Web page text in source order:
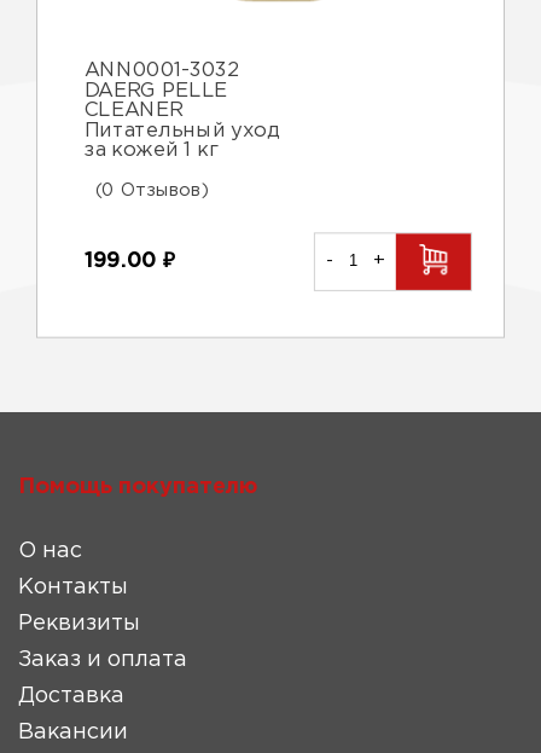
ANN0001-3032
DAERG PELLE
CLEANER
Питательный уход
за кожей 1 кг
(0 Отзывов)
199.00 ₽ - +
Помощь покупателю
О нас
Контакты
Реквизиты
Заказ и оплата
Доставка
Вакансии